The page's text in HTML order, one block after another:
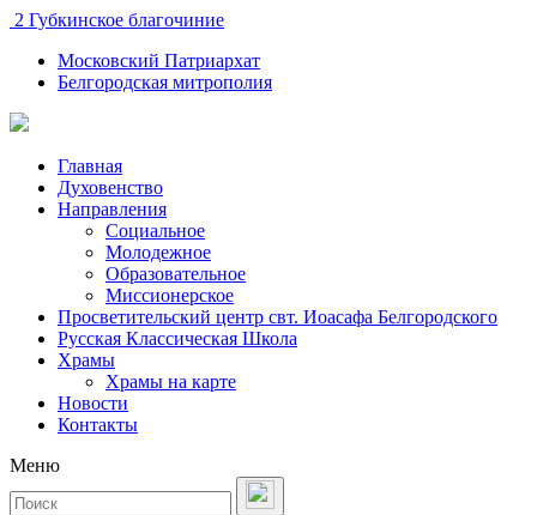
2 Губкинское благочиние
Московский Патриархат
Белгородская митрополия
Главная
Духовенство
Направления
Социальное
Молодежное
Образовательное
Миссионерское
Просветительский центр свт. Иоасафа Белгородского
Русская Классическая Школа
Храмы
Храмы на карте
Новости
Контакты
Меню